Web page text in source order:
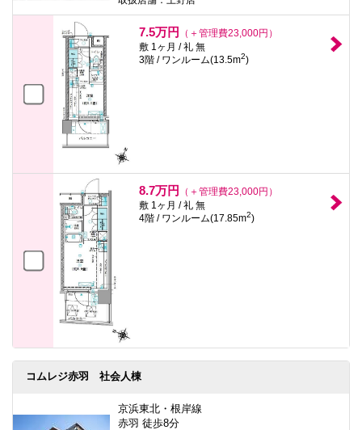
7.5万円
（＋管理費23,000円）
敷 1ヶ月 / 礼 無
3階 / ワンルーム(13.5m2)
8.7万円
（＋管理費23,000円）
敷 1ヶ月 / 礼 無
4階 / ワンルーム(17.85m2)
コムレジ赤羽 社会人棟
京浜東北・根岸線
赤羽 徒歩8分